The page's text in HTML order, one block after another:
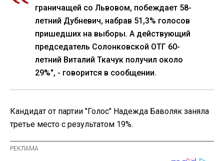
граничащей со Львовом, побеждает 58-
летний Дубневич, набрав 51,3% голосов
пришедших на выборы. А действующий
председатель Солонковской ОТГ 60-
летний Виталий Ткачук получил около
29%", - говорится в сообщении.
Кандидат от партии "Голос" Надежда Баволяк заняла
третье место с результатом 19%.